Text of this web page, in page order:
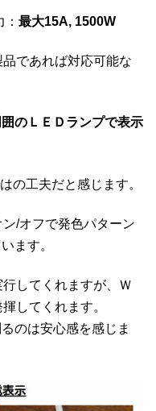
最大15A, 1500W
であれば対応可能な
のＬＥＤランプで表示
の工夫だと感じます。
/オフで発色パターン
ます。
してくれますが、Ｗ
してくれます。
のは安心感を感じま